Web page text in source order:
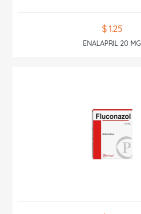
$ 1.25
ENALAPRIL 20 MG